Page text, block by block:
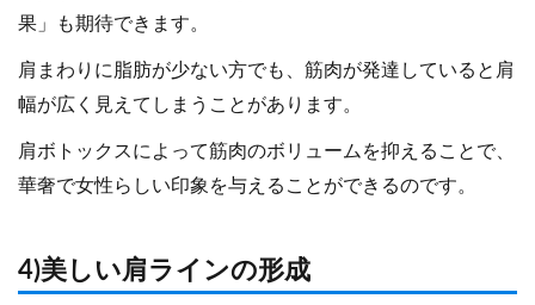
果」も期待できます。
肩まわりに脂肪が少ない方でも、筋肉が発達していると肩
幅が広く見えてしまうことがあります。
肩ボトックスによって筋肉のボリュームを抑えることで、
華奢で女性らしい印象を与えることができるのです。
4)美しい肩ラインの形成